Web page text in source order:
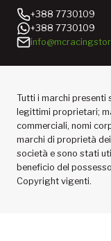
+388 7730109
+388 7730109
Tutti i marchi presenti
legittimi proprietari;
commerciali, nomi
marchi di proprietà
società e sono stati
beneficio del
Copyright vigenti.